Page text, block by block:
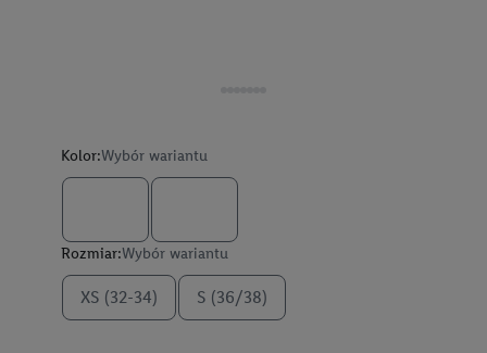
Kolor:Wybór wariantu
Rozmiar:Wybór wariantu
XS (32-34) S (36/38)